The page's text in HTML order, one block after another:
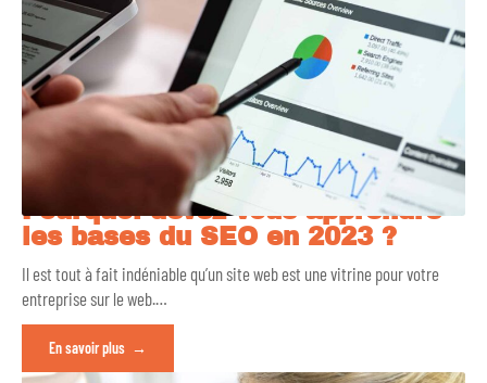
Pourquoi devez-vous apprendre
les bases du SEO en 2023 ?
Il est tout à fait indéniable qu’un site web est une vitrine pour votre
entreprise sur le web.…
En savoir plus